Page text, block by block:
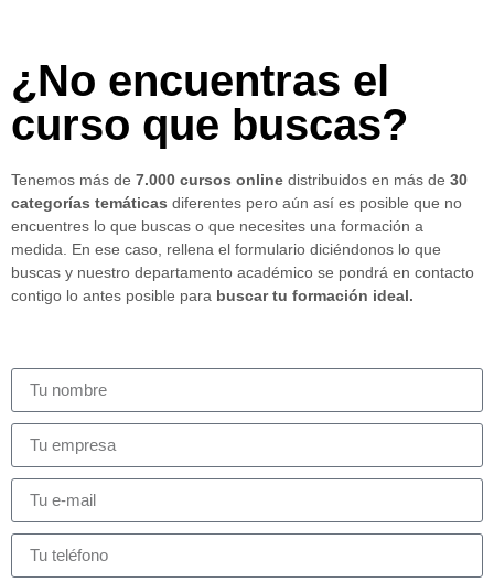
¿No encuentras el
curso que buscas?
Tenemos más de 7.000 cursos online distribuidos en más de 30
categorías temáticas diferentes pero aún así es posible que no
encuentres lo que buscas o que necesites una formación a
medida. En ese caso, rellena el formulario diciéndonos lo que
buscas y nuestro departamento académico se pondrá en contacto
contigo lo antes posible para buscar tu formación ideal.